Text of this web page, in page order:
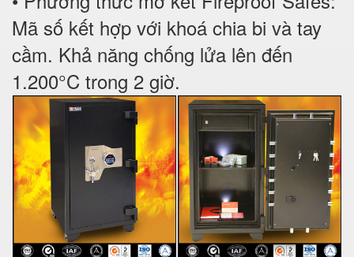
Mã số kết hợp với khoá chia bi và tay
cầm. Khả năng chống lửa lên đến
1.200°C trong 2 giờ.